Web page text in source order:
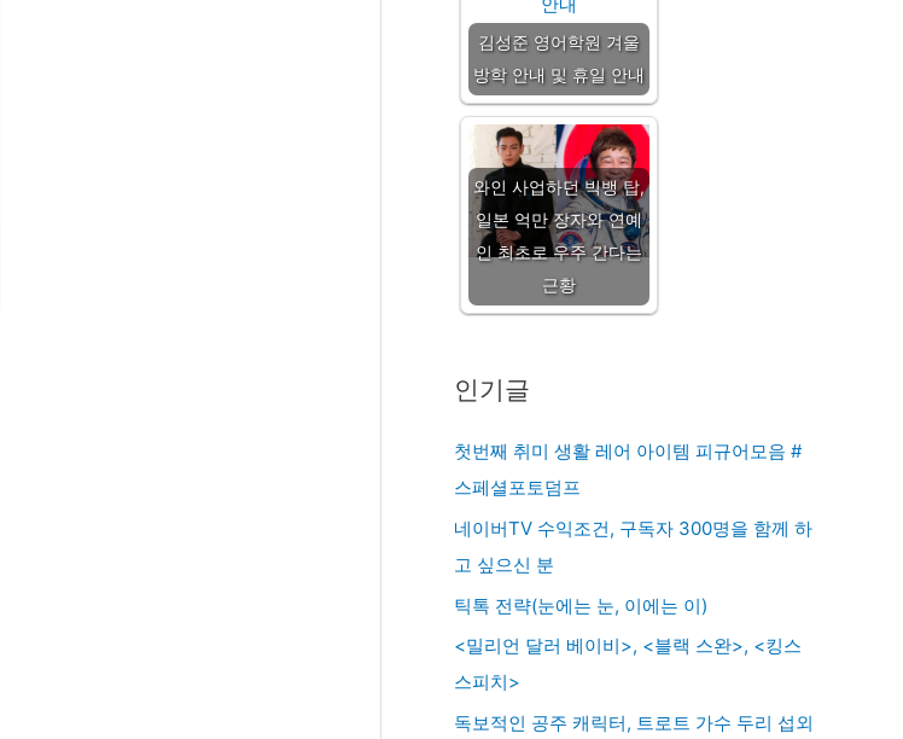
김성준 영어학원 겨울
방학 안내 및 휴일 안내
와인 사업하던 빅뱅 탑,
일본 억만 장자와 연예
인 최초로 우주 간다는
근황
인기글
첫번째 취미 생활 레어 아이템 피규어모음 #
스페셜포토덤프
네이버TV 수익조건, 구독자 300명을 함께 하
고 싶으신 분
틱톡 전략(눈에는 눈, 이에는 이)
<밀리언 달러 베이비>, <블랙 스완>, <킹스
스피치>
독보적인 공주 캐릭터, 트로트 가수 두리 섭외